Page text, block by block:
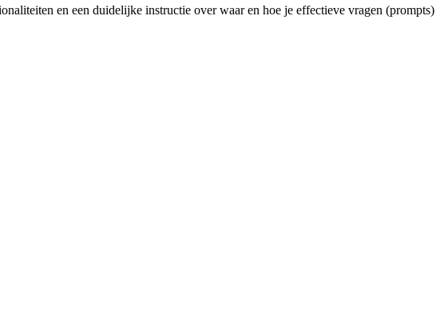
en een duidelijke instructie over waar en hoe je effectieve vragen (prompts)